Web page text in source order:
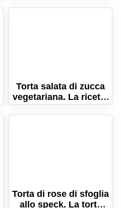
sfoglia!
Torta salata di zucca
vegetariana. La ricetta
semplice e gustosa!
Torta di rose di sfoglia
allo speck. La torta